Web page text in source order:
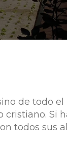
de todo
Si
todos sus